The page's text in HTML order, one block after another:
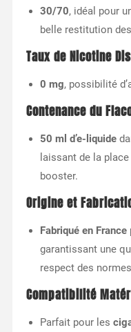
30/70, idéal pour
belle restitution
Taux de Nicotine
0 mg, possibilité
Contenance du
50 ml d’e-liquide
laissant de la place
booster.
Origine et
Fabriqué en France
garantissant une
respect des
Compatibilité
Parfait pour les